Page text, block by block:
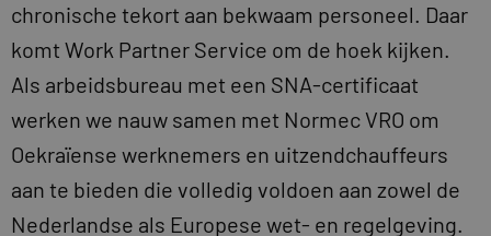
chronische tekort aan bekwaam personeel. Daar
komt Work Partner Service om de hoek kijken.
Als arbeidsbureau met een SNA-certificaat
werken we nauw samen met Normec VRO om
Oekraïense werknemers en uitzendchauffeurs
aan te bieden die volledig voldoen aan zowel de
Nederlandse als Europese wet- en regelgeving.